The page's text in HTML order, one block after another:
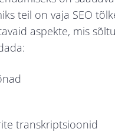
teil on vaja SEO
aspekte, mis
transkriptsioonid